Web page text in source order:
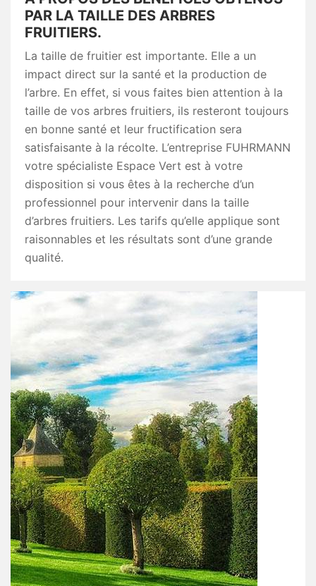
PAR LA TAILLE DES ARBRES
FRUITIERS.
La taille de fruitier est importante. Elle a un
impact direct sur la santé et la production de
l’arbre. En effet, si vous faites bien attention à la
taille de vos arbres fruitiers, ils resteront toujours
en bonne santé et leur fructification sera
satisfaisante à la récolte. L’entreprise FUHRMANN
votre spécialiste Espace Vert est à votre
disposition si vous êtes à la recherche d’un
professionnel pour intervenir dans la taille
d’arbres fruitiers. Les tarifs qu’elle applique sont
raisonnables et les résultats sont d’une grande
qualité.